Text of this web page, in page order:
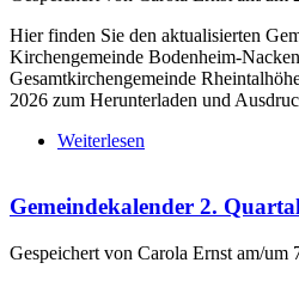
Hier finden Sie den aktualisierten
Kirchengemeinde Bodenheim-
Gesamtkirchengemeinde
2026 zum Herunterladen und
Weiterlesen
Gemeindekalender 2.
Gespeichert von Carola Ernst am/um